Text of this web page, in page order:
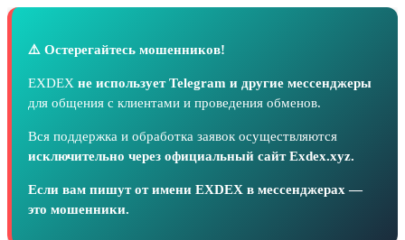
⚠️ Остерегайтесь мошенников!
EXDEX не использует Telegram и другие мессенджеры
для общения с клиентами и проведения обменов.
Вся поддержка и обработка заявок осуществляются
исключительно через официальный сайт Exdex.xyz.
Если вам пишут от имени EXDEX в мессенджерах —
это мошенники.